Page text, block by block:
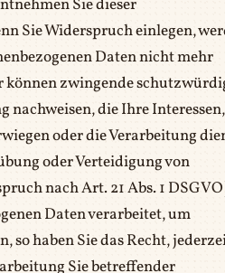
Sie dieser
Sie Widerspruch einlegen,
Daten nicht mehr
können zwingende
nachweisen, die Ihre Interessen,
oder die Verarbeitung
oder Verteidigung von
nach Art. 21 Abs. 1
Daten verarbeitet, um
so haben Sie das Recht,
Sie betreffender